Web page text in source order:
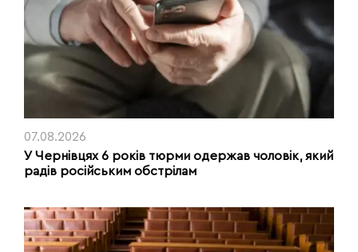
07.08.2026
У Чернівцях 6 років тюрми одержав чоловік, який
радів російським обстрілам